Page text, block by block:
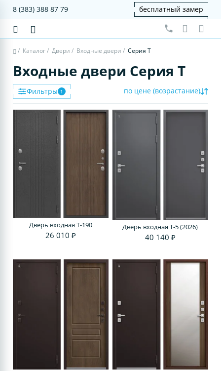
8 (383) 388 87 79 бесплатный замер
/ Каталог/ Двери / Входные двери / Серия T
Входные двери Серия T
Фильтры 1 по цене (возрастание)
Дверь входная T-190
26 010 ₽
Дверь входная T-5 (2026)
40 140 ₽